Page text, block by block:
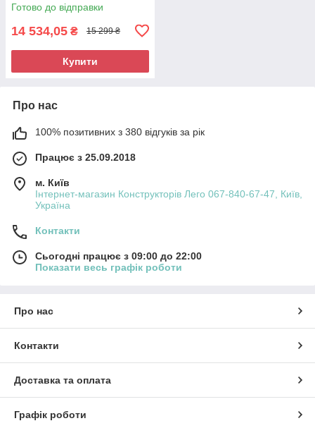
Готово до відправки
14 534,05 ₴ 15 299 ₴
Купити
Про нас
100% позитивних з 380 відгуків за рік
Працює з 25.09.2018
м. Київ
Інтернет-магазин Конструкторів Лего 067-840-67-47, Київ,
Україна
Контакти
Сьогодні працює з 09:00 до 22:00
Показати весь графік роботи
Про нас
Контакти
Доставка та оплата
Графік роботи